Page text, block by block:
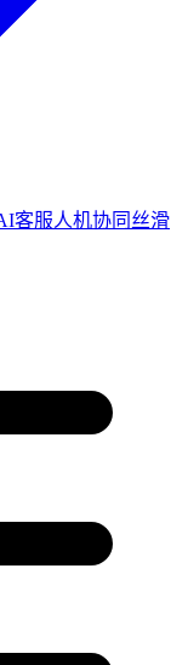
客服人机协同丝滑